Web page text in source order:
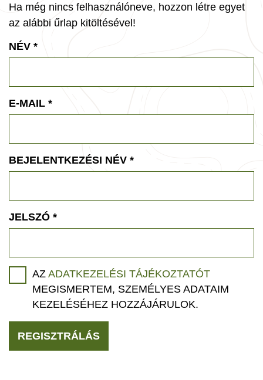
Ha még nincs felhasználóneve, hozzon létre egyet
az alábbi űrlap kitöltésével!
NÉV *
E-MAIL *
BEJELENTKEZÉSI NÉV *
JELSZÓ *
AZ ADATKEZELÉSI TÁJÉKOZTATÓT
MEGISMERTEM, SZEMÉLYES ADATAIM
KEZELÉSÉHEZ HOZZÁJÁRULOK.
REGISZTRÁLÁS